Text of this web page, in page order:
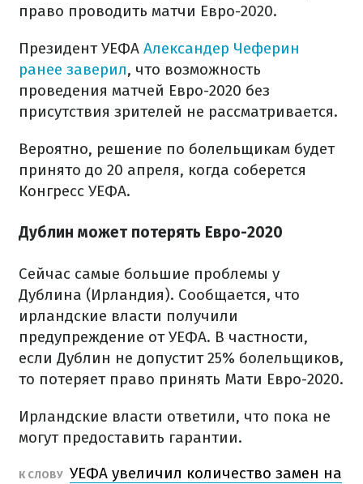
право проводить матчи Евро-2020.
Президент УЕФА Александер Чеферин
ранее заверил, что возможность
проведения матчей Евро-2020 без
присутствия зрителей не рассматривается.
Вероятно, решение по болельщикам будет
принято до 20 апреля, когда соберется
Конгресс УЕФА.
Дублин может потерять Евро-2020
Сейчас самые большие проблемы у
Дублина (Ирландия). Сообщается, что
ирландские власти получили
предупреждение от УЕФА. В частности,
если Дублин не допустит 25% болельщиков,
то потеряет право принять Мати Евро-2020.
Ирландские власти ответили, что пока не
могут предоставить гарантии.
К СЛОВУ УЕФА увеличил количество замен на